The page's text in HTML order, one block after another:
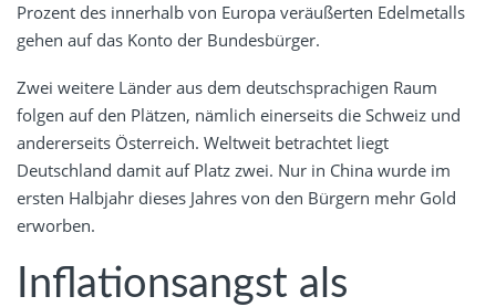
Prozent des innerhalb von Europa veräußerten Edelmetalls
gehen auf das Konto der Bundesbürger.
Zwei weitere Länder aus dem deutschsprachigen Raum
folgen auf den Plätzen, nämlich einerseits die Schweiz und
andererseits Österreich. Weltweit betrachtet liegt
Deutschland damit auf Platz zwei. Nur in China wurde im
ersten Halbjahr dieses Jahres von den Bürgern mehr Gold
erworben.
Inflationsangst als